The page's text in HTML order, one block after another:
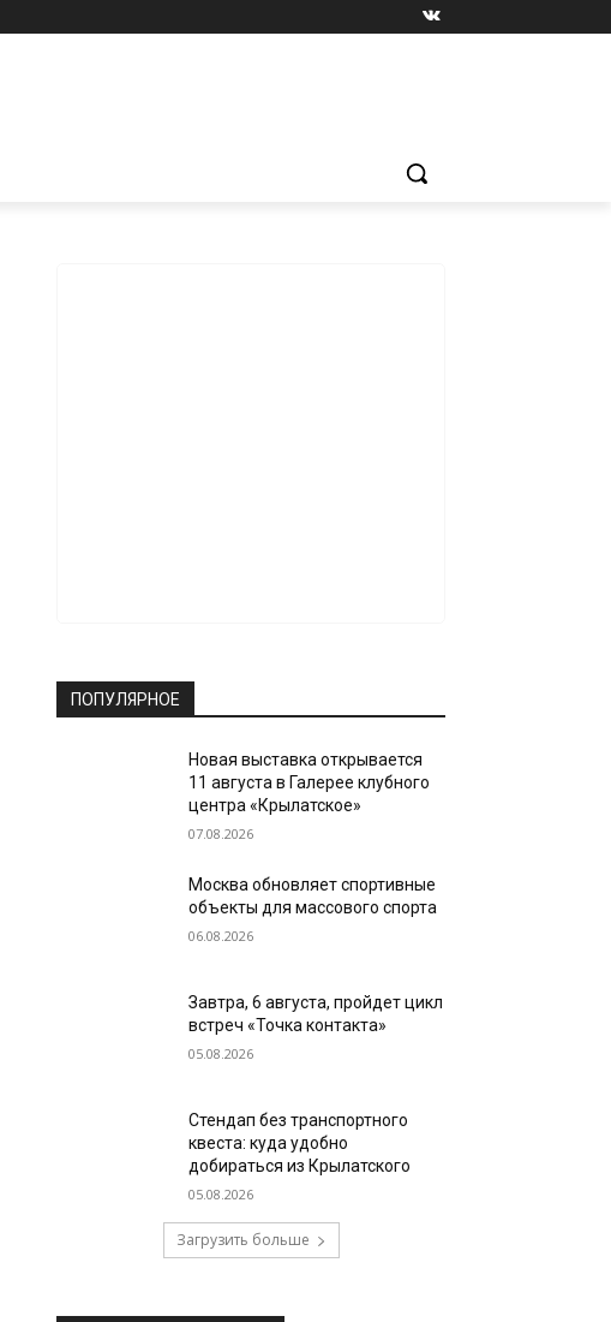
ПОПУЛЯРНОЕ
Новая выставка открывается
11 августа в Галерее клубного
центра «Крылатское»
07.08.2026
Москва обновляет спортивные
объекты для массового спорта
06.08.2026
Завтра, 6 августа, пройдет цикл
встреч «Точка контакта»
05.08.2026
Стендап без транспортного
квеста: куда удобно
добираться из Крылатского
05.08.2026
Загрузить больше